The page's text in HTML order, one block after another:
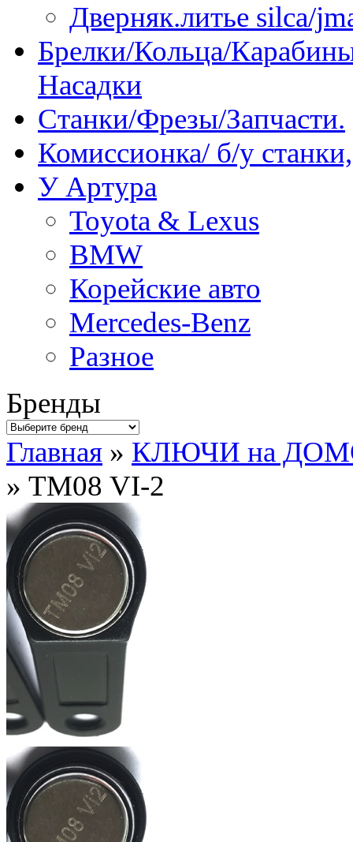
Дверняк.литье silca/
Брелки/Кольца/
Насадки
Станки/Фрезы/Запчасти.
Комиссионка/ б/у
У Артура
Toyota & Lexus
BMW
Корейские авто
Mercedes-Benz
Разное
Бренды
Главная » КЛЮЧИ на
» ТМ08 VI-2